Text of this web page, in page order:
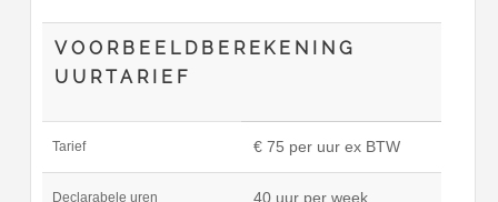
VOORBEELDBEREKENING
UURTARIEF
Tarief € 75 per uur ex BTW
Declarabele uren 40 uur per week